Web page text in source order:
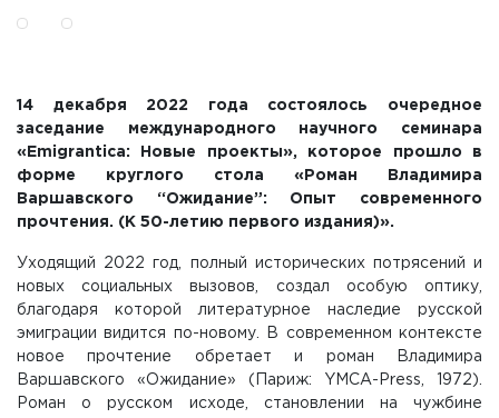
14 декабря 2022 года состоялось очередное
заседание международного научного семинара
«Emigrantica: Новые проекты», которое прошло в
форме круглого стола «Роман Владимира
Варшавского “Ожидание”: Опыт современного
прочтения. (К 50-летию первого издания)».
Уходящий 2022 год, полный исторических потрясений и
новых социальных вызовов, создал особую оптику,
благодаря которой литературное наследие русской
эмиграции видится по-новому. В современном контексте
новое прочтение обретает и роман Владимира
Варшавского «Ожидание» (Париж: YMCA-Press, 1972).
Роман о русском исходе, становлении на чужбине